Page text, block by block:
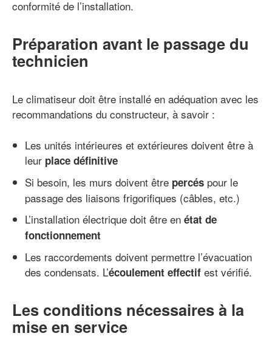
conformité de l’installation.
Préparation avant le passage du
technicien
Le climatiseur doit être installé en adéquation avec les
recommandations du constructeur, à savoir :
Les unités intérieures et extérieures doivent être à
leur place définitive
Si besoin, les murs doivent être percés pour le
passage des liaisons frigorifiques (câbles, etc.)
L’installation électrique doit être en état de
fonctionnement
Les raccordements doivent permettre l’évacuation
des condensats. L’écoulement effectif est vérifié.
Les conditions nécessaires à la
mise en service